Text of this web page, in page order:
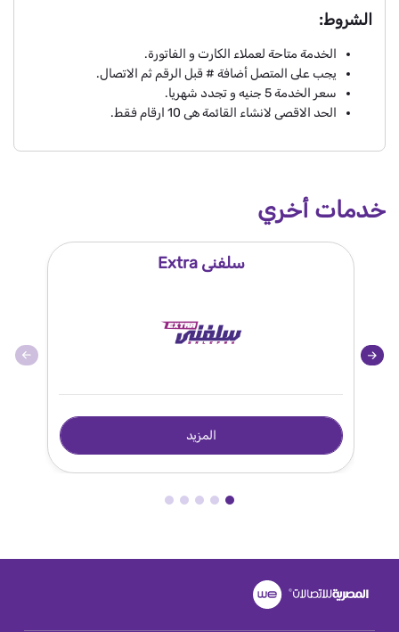
الشروط:
الخدمة متاحة لعملاء الكارت و الفاتورة.
يجب على المتصل أضافة # قبل الرقم ثم الاتصال.
سعر الخدمة 5 جنيه و تجدد شهريا.
الحد الاقصى لانشاء القائمة هى 10 ارقام فقط.
خدمات أخري
سلفنى Extra
المزيد